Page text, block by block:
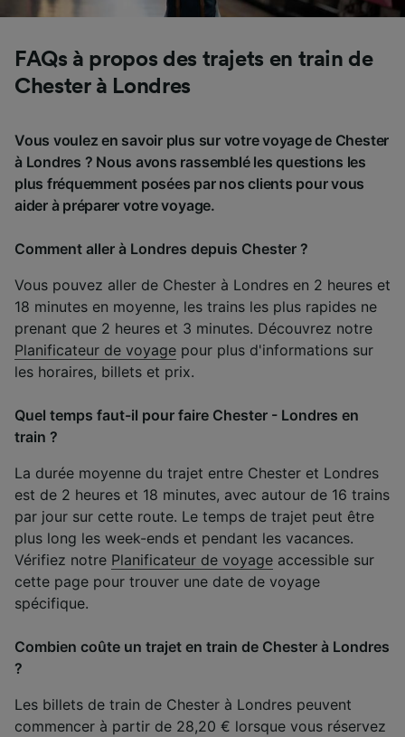
FAQs à propos des trajets en train de
Chester à Londres
Vous voulez en savoir plus sur votre voyage de Chester
à Londres ? Nous avons rassemblé les questions les
plus fréquemment posées par nos clients pour vous
aider à préparer votre voyage.
Comment aller à Londres depuis Chester ?
Vous pouvez aller de Chester à Londres en 2 heures et
18 minutes en moyenne, les trains les plus rapides ne
prenant que 2 heures et 3 minutes. Découvrez notre
Planificateur de voyage pour plus d'informations sur
les horaires, billets et prix.
Quel temps faut-il pour faire Chester - Londres en
train ?
La durée moyenne du trajet entre Chester et Londres
est de 2 heures et 18 minutes, avec autour de 16 trains
par jour sur cette route. Le temps de trajet peut être
plus long les week-ends et pendant les vacances.
Vérifiez notre Planificateur de voyage accessible sur
cette page pour trouver une date de voyage
spécifique.
Combien coûte un trajet en train de Chester à Londres
?
Les billets de train de Chester à Londres peuvent
commencer à partir de 28,20 € lorsque vous réservez